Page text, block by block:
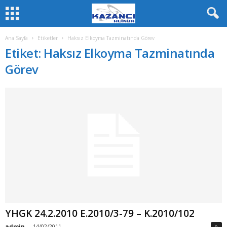
Ana Sayfa Etiketler Haksız Elkoyma Tazminatında Görev
Etiket: Haksız Elkoyma Tazminatında
Görev
YHGK 24.2.2010 E.2010/3-79 – K.2010/102